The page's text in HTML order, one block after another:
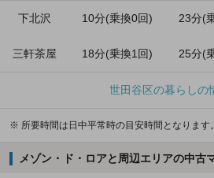
下北沢 10分(乗換0回) 23分(
三軒茶屋 18分(乗換1回) 25分(
世田谷区の暮らしの
※ 所要時間は日中平常時の目安時間となります。
メゾン・ド・ロアと周辺エリアの中古